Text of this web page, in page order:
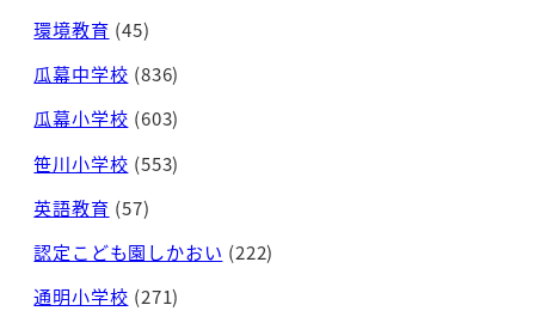
環境教育 (45)
瓜幕中学校 (836)
瓜幕小学校 (603)
笹川小学校 (553)
英語教育 (57)
認定こども園しかおい (222)
通明小学校 (271)